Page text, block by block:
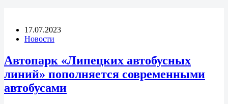
17.07.2023
Новости
Автопарк «Липецких автобусных
линий» пополняется современными
автобусами